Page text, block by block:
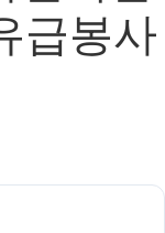
급봉사